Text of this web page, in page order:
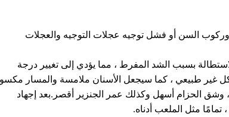
السن أو فشل توجيه عجلات التوجيه والعجلات
بسبب الشد المفرط ، مما يؤدي إلى تغيير درجة
غير طبيعي ، كما سيجعل الأسنان ملامسة والمسار
، وشق الحزام أسهل وكذلك عمر الجنزير أقصر.بعد إجهاد